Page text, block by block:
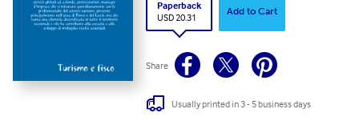
Paperback
USD 20.31
Add to Cart
Share
Usually printed in 3 - 5 business days